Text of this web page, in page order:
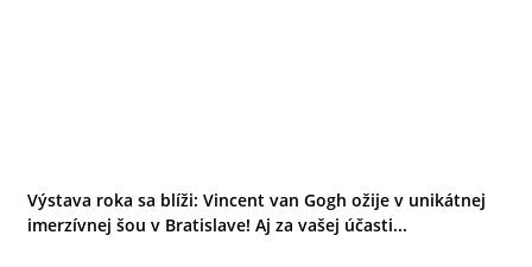
Výstava roka sa blíži: Vincent van Gogh ožije v unikátnej
imerzívnej šou v Bratislave! Aj za vašej účasti...